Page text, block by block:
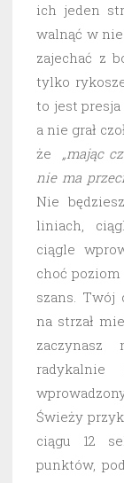
ich jeden
walnąć w
zajechać z
tylko
to jest presja
a nie grał
że „mając
nie ma
Nie
liniach,
ciągle
choć
szans. Twój
na strzał
Świeży
ciągu 12
punktów,